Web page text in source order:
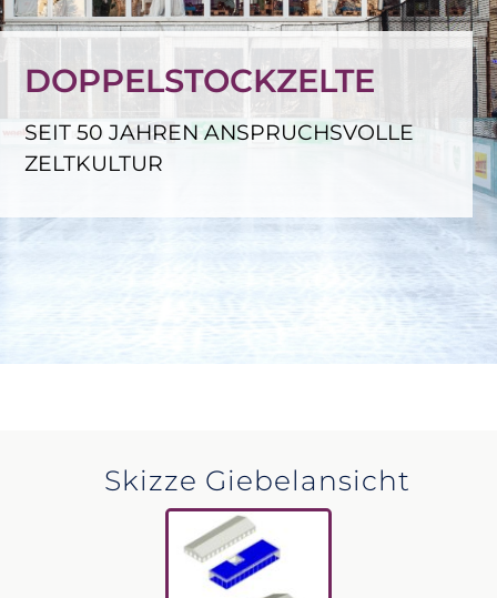
DOPPELSTOCKZELTE
SEIT 50 JAHREN ANSPRUCHSVOLLE
ZELTKULTUR
Skizze Giebelansicht